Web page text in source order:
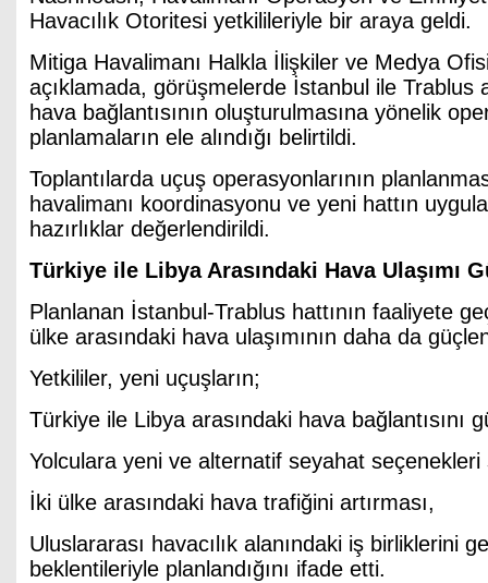
Havacılık Otoritesi yetkilileriyle bir araya geldi.
Mitiga Havalimanı Halkla İlişkiler ve Medya
açıklamada, görüşmelerde İstanbul ile Trablus
hava bağlantısının oluşturulmasına yönelik
planlamaların ele alındığı belirtildi.
Toplantılarda uçuş operasyonlarının
havalimanı koordinasyonu ve yeni hattın
hazırlıklar değerlendirildi.
Türkiye ile Libya Arasındaki Hava Ulaşımı
Planlanan İstanbul-Trablus hattının faaliyete
ülke arasındaki hava ulaşımının daha da
Yetkililer, yeni uçuşların;
Türkiye ile Libya arasındaki hava bağlantısını
Yolculara yeni ve alternatif seyahat seçenekleri
İki ülke arasındaki hava trafiğini artırması,
Uluslararası havacılık alanındaki iş birliklerini
beklentileriyle planlandığını ifade etti.